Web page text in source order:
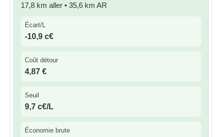
17,8 km aller • 35,6 km AR
Écart/L
-10,9 c€
Coût détour
4,87 €
Seuil
9,7 c€/L
Économie brute